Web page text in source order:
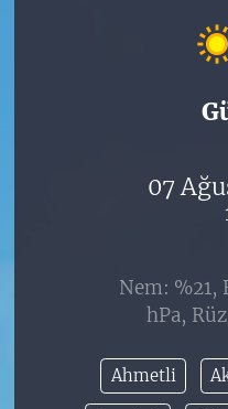
07
Nem: %21,
hPa,
Ahmetli